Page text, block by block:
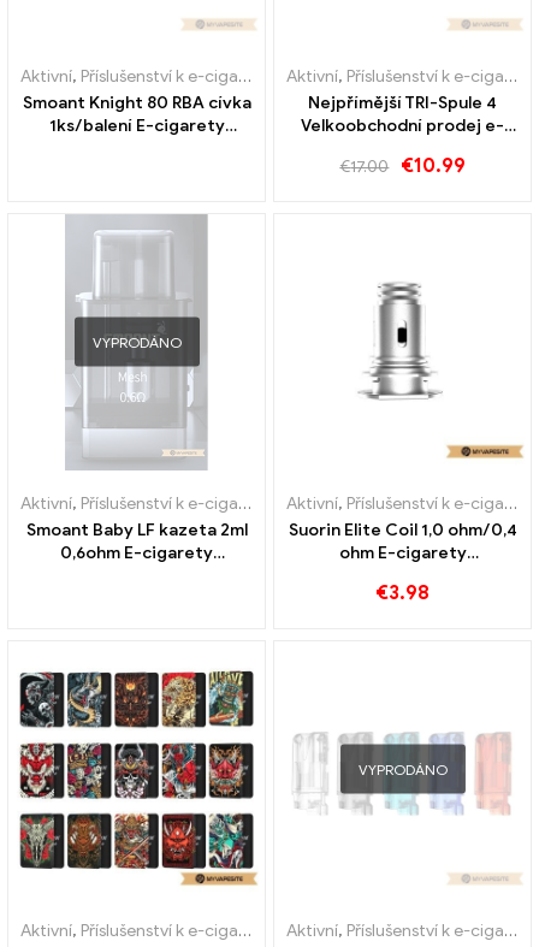
Aktivní, Příslušenství k e-cigaretám ,Výparník
Smoant Knight 80 RBA cívka
1ks/balení E-cigarety
Aktivní, Příslušenství k e-cigaretám
Nejpřímější TRI-Spule 4
Velkoobchodní prodej e-
€17.00 €10.99
VYPRODÁNO
Aktivní, Příslušenství k e-cigaretám ,Výparník
Smoant Baby LF kazeta 2ml
0,6ohm E-cigarety
Aktivní, Příslušenství k e-cigaretám
Suorin Elite Coil 1,0 ohm/0,4
ohm E-cigarety
zakázku
€3.98
Aktivní, Příslušenství k e-cigaretám ,Výparník
VYPRODÁNO
Aktivní, Příslušenství k e-cigaretám